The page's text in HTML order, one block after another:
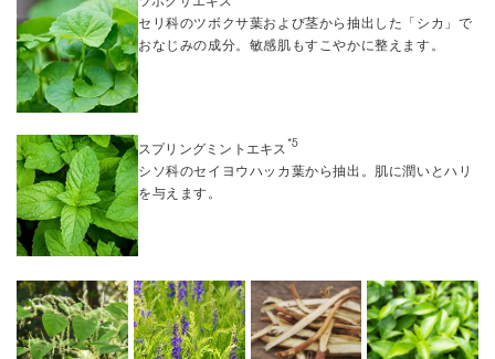
セリ科のツボクサ葉および茎から抽出した「シカ」で
おなじみの成分。敏感肌もすこやかに整えます。
スプリングミントエキス*5
シソ科のセイヨウハッカ葉から抽出。肌に潤いとハリ
を与えます。